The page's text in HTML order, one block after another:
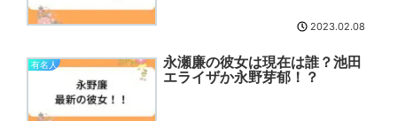
2023.02.08
有名人
永瀬廉の彼女は現在は誰？池田
エライザか永野芽郁！？